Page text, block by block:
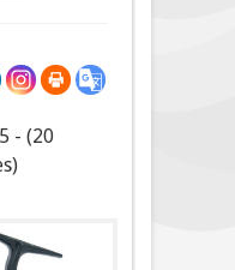
- (20